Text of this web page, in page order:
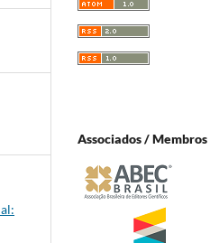
Associados / Membros